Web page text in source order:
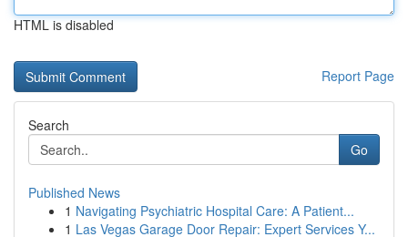
HTML is disabled
Report Page
Search
Go
Published News
1 Navigating Psychiatric Hospital Care: A Patient...
1 Las Vegas Garage Door Repair: Expert Services Y...